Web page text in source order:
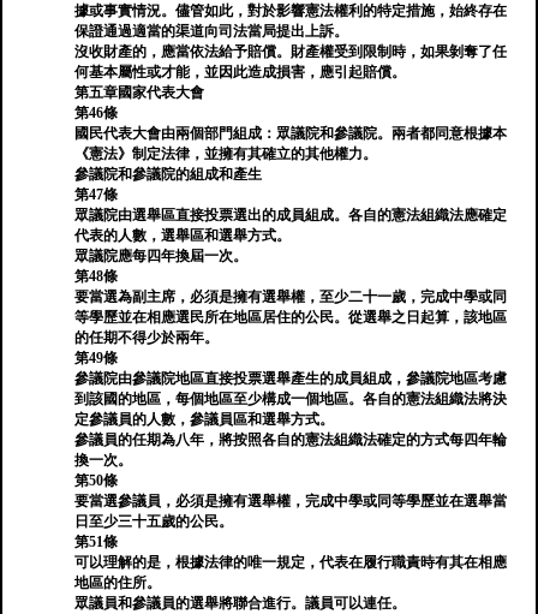
據或事實情況。儘管如此，對於影響憲法權利的特定措施，始終存在
保證通過適當的渠道向司法當局提出上訴。
沒收財產的，應當依法給予賠償。財產權受到限制時，如果剝奪了任
何基本屬性或才能，並因此造成損害，應引起賠償。
第五章國家代表大會
第46條
國民代表大會由兩個部門組成：眾議院和參議院。兩者都同意根據本
《憲法》制定法律，並擁有其確立的其他權力。
參議院和參議院的組成和產生
第47條
眾議院由選舉區直接投票選出的成員組成。各自的憲法組織法應確定
代表的人數，選舉區和選舉方式。
眾議院應每四年換屆一次。
第48條
要當選為副主席，必須是擁有選舉權，至少二十一歲，完成中學或同
等學歷並在相應選民所在地區居住的公民。從選舉之日起算，該地區
的任期不得少於兩年。
第49條
參議院由參議院地區直接投票選舉產生的成員組成，參議院地區考慮
到該國的地區，每個地區至少構成一個地區。各自的憲法組織法將決
定參議員的人數，參議員區和選舉方式。
參議員的任期為八年，將按照各自的憲法組織法確定的方式每四年輪
換一次。
第50條
要當選參議員，必須是擁有選舉權，完成中學或同等學歷並在選舉當
日至少三十五歲的公民。
第51條
可以理解的是，根據法律的唯一規定，代表在履行職責時有其在相應
地區的住所。
眾議員和參議員的選舉將聯合進行。議員可以連任。